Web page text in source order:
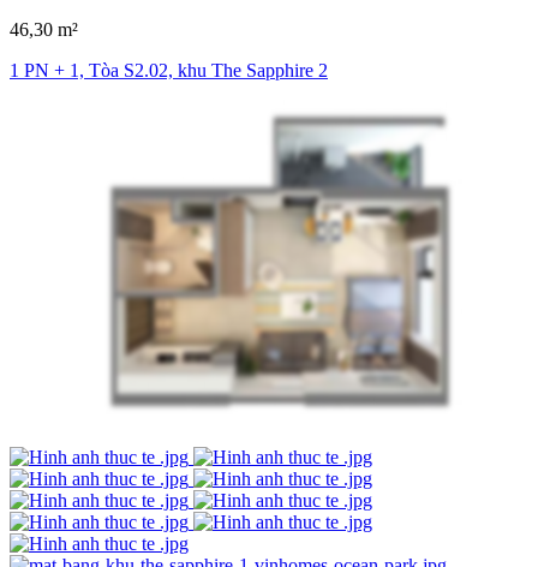
46,30 m²
1 PN + 1, Tòa S2.02, khu The Sapphire 2